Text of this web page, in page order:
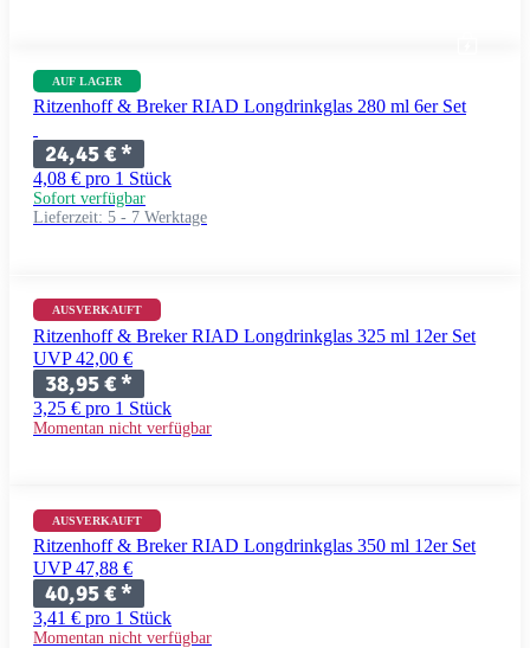
AUF LAGER
Ritzenhoff & Breker RIAD Longdrinkglas 280 ml 6er Set
24,45 €*
4,08 € pro 1 Stück
Sofort verfügbar
Lieferzeit: 5 - 7 Werktage
AUSVERKAUFT
Ritzenhoff & Breker RIAD Longdrinkglas 325 ml 12er Set
UVP 42,00 €
38,95 €*
3,25 € pro 1 Stück
Momentan nicht verfügbar
AUSVERKAUFT
Ritzenhoff & Breker RIAD Longdrinkglas 350 ml 12er Set
UVP 47,88 €
40,95 €*
3,41 € pro 1 Stück
Momentan nicht verfügbar